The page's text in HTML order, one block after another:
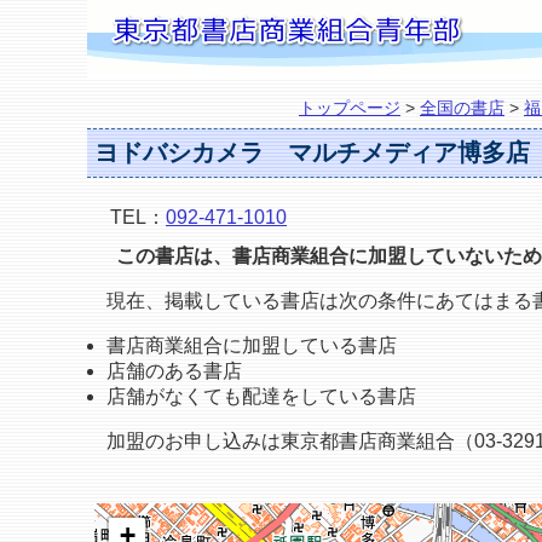
トップページ > 全国の書店 >
ヨドバシカメラ マルチメディア博多店
TEL： 092-471-1010
この書店は、書店商業組合に加盟していないた
現在、掲載している書店は次の条件にあてはまる
書店商業組合に加盟している書店
店舗のある書店
店舗がなくても配達をしている書店
加盟のお申し込みは東京都書店商業組合（03-
+